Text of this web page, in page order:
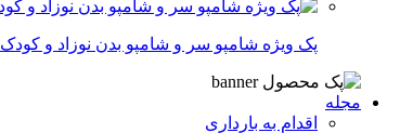
پک ویژه شامپو سر و شامپو بدن نوزاد و کودک 350 گرمی
مجله
اقدام به بارداری